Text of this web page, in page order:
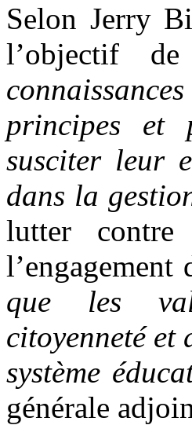
Selon Jerry
l’objectif
principes et
susciter leur
dans la
lutter
l’engagement
que les
citoyenneté et
système
générale